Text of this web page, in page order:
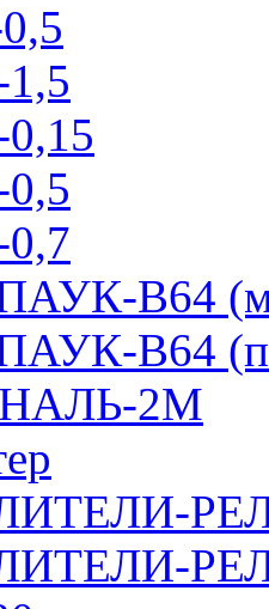
В64
В64
2М